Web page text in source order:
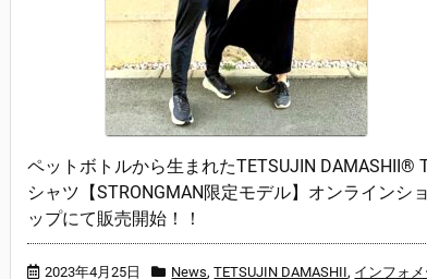
ペットボトルから生まれたTETSUJIN DAMASHII®︎
シャツ【STRONGMAN限定モデル】オンラインショ
ップにて販売開始！！
2023年4月25日 News,TETSUJIN DAMASHII, インフォメ